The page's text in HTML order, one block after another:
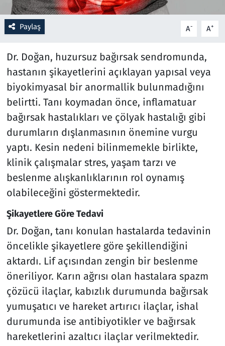
Paylaş A- A+
Dr. Doğan, huzursuz bağırsak sendromunda,
hastanın şikayetlerini açıklayan yapısal veya
biyokimyasal bir anormallik bulunmadığını
belirtti. Tanı koymadan önce, inflamatuar
bağırsak hastalıkları ve çölyak hastalığı gibi
durumların dışlanmasının önemine vurgu
yaptı. Kesin nedeni bilinmemekle birlikte,
klinik çalışmalar stres, yaşam tarzı ve
beslenme alışkanlıklarının rol oynamış
olabileceğini göstermektedir.
Şikayetlere Göre Tedavi
Dr. Doğan, tanı konulan hastalarda tedavinin
öncelikle şikayetlere göre şekillendiğini
aktardı. Lif açısından zengin bir beslenme
öneriliyor. Karın ağrısı olan hastalara spazm
çözücü ilaçlar, kabızlık durumunda bağırsak
yumuşatıcı ve hareket artırıcı ilaçlar, ishal
durumunda ise antibiyotikler ve bağırsak
hareketlerini azaltıcı ilaçlar verilmektedir.
Teknoloji ve Bilim